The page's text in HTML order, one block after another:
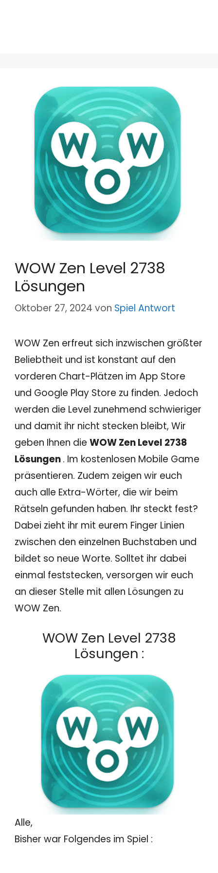
WOW Zen Level 2738
Lösungen
Oktober 27, 2024 von Spiel Antwort
WOW Zen erfreut sich inzwischen größter
Beliebtheit und ist konstant auf den
vorderen Chart-Plätzen im App Store
und Google Play Store zu finden. Jedoch
werden die Level zunehmend schwieriger
und damit ihr nicht stecken bleibt, Wir
geben Ihnen die WOW Zen Level 2738
Lösungen. Im kostenlosen Mobile Game
präsentieren. Zudem zeigen wir euch
auch alle Extra-Wörter, die wir beim
Rätseln gefunden haben. Ihr steckt fest?
Dabei zieht ihr mit eurem Finger Linien
zwischen den einzelnen Buchstaben und
bildet so neue Worte. Solltet ihr dabei
einmal feststecken, versorgen wir euch
an dieser Stelle mit allen Lösungen zu
WOW Zen.
WOW Zen Level 2738
Lösungen :
Alle,
Bisher war Folgendes im Spiel :